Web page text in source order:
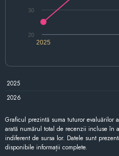
2025
20
30
2025
2026
Graficul prezintă suma tuturor evaluărilor
arată numărul total de recenzii incluse în
indiferent de sursa lor. Datele sunt
disponibile informații complete.